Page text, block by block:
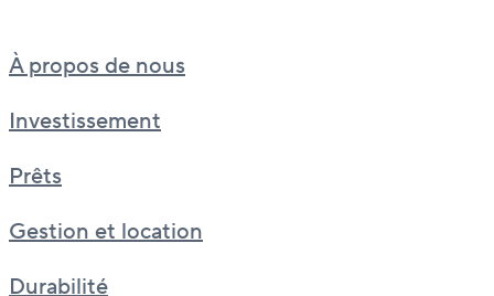
À propos de nous
Investissement
Prêts
Gestion et location
Durabilité